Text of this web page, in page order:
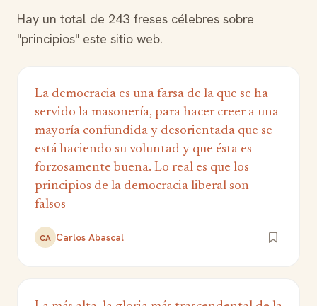
Hay un total de 243 freses célebres sobre
"principios" este sitio web.
La democracia es una farsa de la que se ha
servido la masonería, para hacer creer a una
mayoría confundida y desorientada que se
está haciendo su voluntad y que ésta es
forzosamente buena. Lo real es que los
principios de la democracia liberal son
falsos
CA Carlos Abascal